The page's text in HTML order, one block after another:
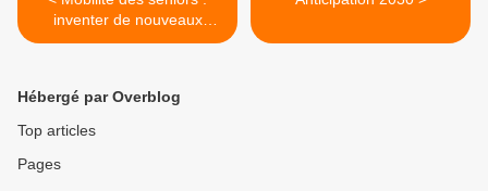
inventer de nouveaux
services
Hébergé par Overblog
Top articles
Pages